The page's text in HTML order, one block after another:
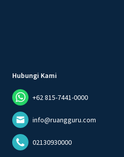
Hubungi Kami
+62 815-7441-0000
info@ruangguru.com
02130930000